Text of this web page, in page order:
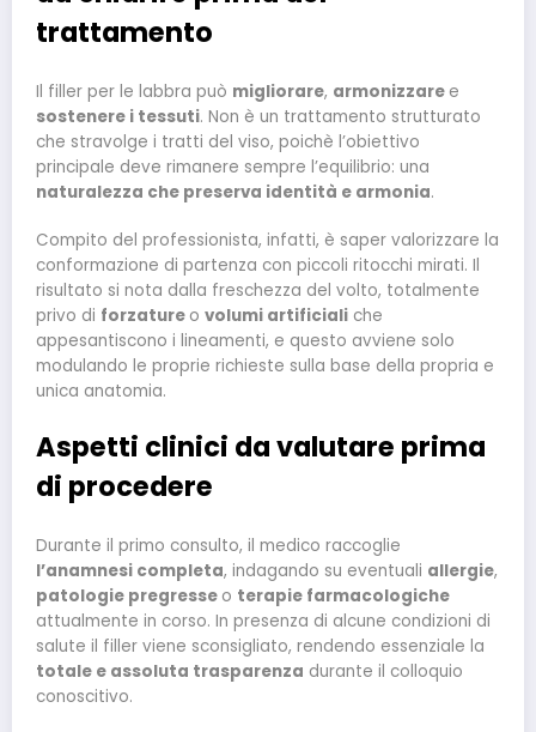
trattamento
Il filler per le labbra può migliorare, armonizzare e
sostenere i tessuti. Non è un trattamento strutturato
che stravolge i tratti del viso, poichè l’obiettivo
principale deve rimanere sempre l’equilibrio: una
naturalezza che preserva identità e armonia.
Compito del professionista, infatti, è saper valorizzare la
conformazione di partenza con piccoli ritocchi mirati. Il
risultato si nota dalla freschezza del volto, totalmente
privo di forzature o volumi artificiali che
appesantiscono i lineamenti, e questo avviene solo
modulando le proprie richieste sulla base della propria e
unica anatomia.
Aspetti clinici da valutare prima
di procedere
Durante il primo consulto, il medico raccoglie
l’anamnesi completa, indagando su eventuali allergie,
patologie pregresse o terapie farmacologiche
attualmente in corso. In presenza di alcune condizioni di
salute il filler viene sconsigliato, rendendo essenziale la
totale e assoluta trasparenza durante il colloquio
conoscitivo.